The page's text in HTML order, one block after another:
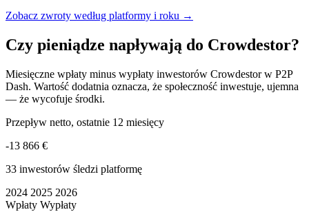
Zobacz zwroty według platformy i roku →
Czy pieniądze napływają do Crowdestor?
Miesięczne wpłaty minus wypłaty inwestorów Crowdestor w P2P
Dash. Wartość dodatnia oznacza, że społeczność inwestuje, ujemna
— że wycofuje środki.
Przepływ netto, ostatnie 12 miesięcy
-13 866 €
33 inwestorów śledzi platformę
2024 2025 2026
Wpłaty Wypłaty